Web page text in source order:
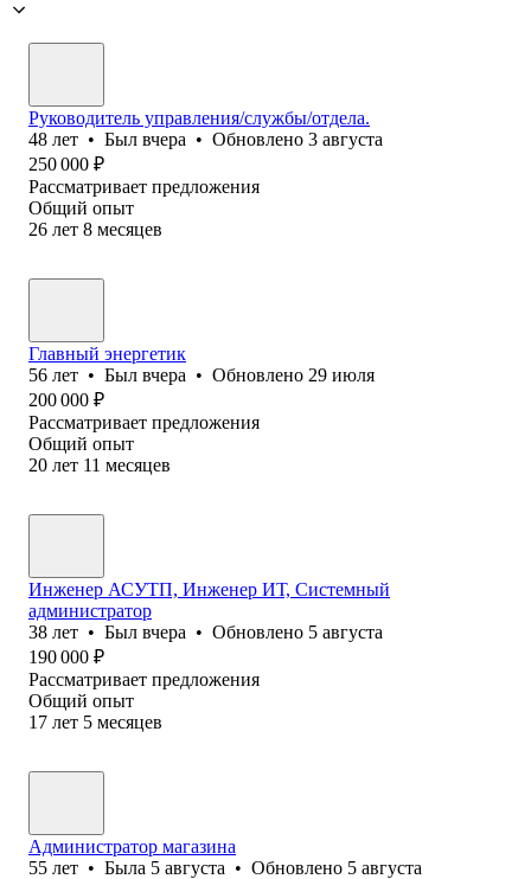
Руководитель управления/службы/отдела.
48 лет • Был вчера • Обновлено 3 августа
250 000 ₽
Рассматривает предложения
Общий опыт
26 лет 8 месяцев
Главный энергетик
56 лет • Был вчера • Обновлено 29 июля
200 000 ₽
Рассматривает предложения
Общий опыт
20 лет 11 месяцев
Инженер АСУТП, Инженер ИТ, Системный
администратор
38 лет • Был вчера • Обновлено 5 августа
190 000 ₽
Рассматривает предложения
Общий опыт
17 лет 5 месяцев
Администратор магазина
55 лет • Была 5 августа • Обновлено 5 августа